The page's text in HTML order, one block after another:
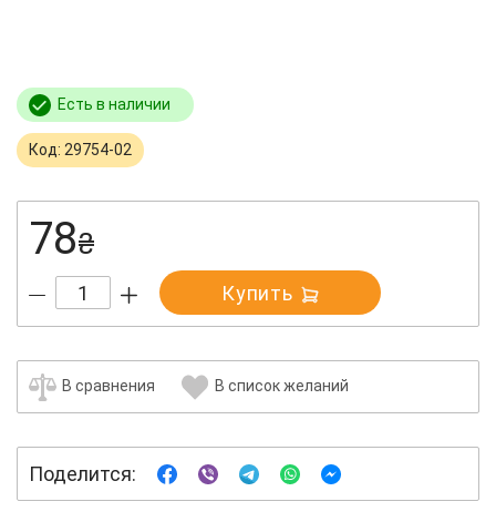
Есть в наличии
Код: 29754-02
78₴
Купить
В сравнения В список желаний
Поделится: